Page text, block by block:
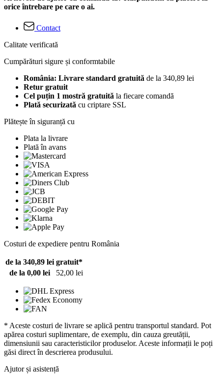
orice întrebare pe care o ai.
Contact
Calitate verificată
Cumpărături sigure și conformtabile
România: Livrare standard gratuită de la 340,89 lei
Retur gratuit
Cel puțin 1 mostră gratuită la fiecare comandă
Plată securizată cu criptare SSL
Plătește în siguranță cu
Plata la livrare
Plată în avans
Costuri de expediere pentru România
de la 340,89 lei gratuit*
de la 0,00 lei
52,00 lei
* Aceste costuri de livrare se aplică pentru transportul standard. Pot
apărea costuri suplimentare, de exemplu, din cauza greutății,
dimensiunii sau caracteristicilor produselor. Aceste informații le poți
găsi direct în descrierea produsului.
Ajutor și asistență